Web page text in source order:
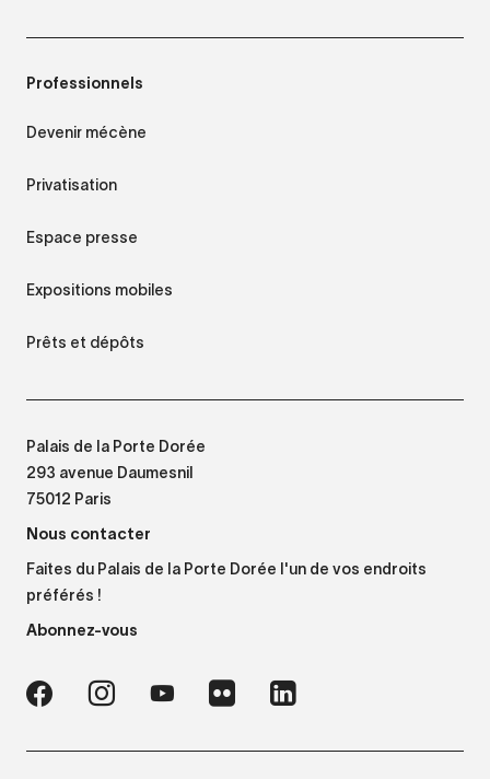
Professionnels
Devenir mécène
Privatisation
Espace presse
Expositions mobiles
Prêts et dépôts
Palais de la Porte Dorée
293 avenue Daumesnil
75012 Paris
Nous contacter
Faites du Palais de la Porte Dorée l'un de vos endroits
préférés !
Abonnez-vous